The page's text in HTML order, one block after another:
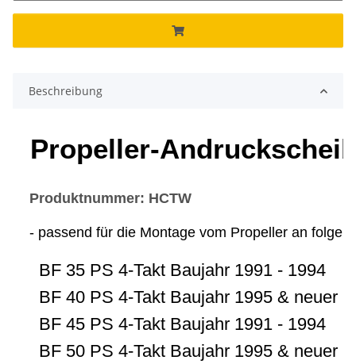
Beschreibung
Propeller-
Produktnummer: HCTW
- passend für die Montage vom Propeller an
BF 35 PS 4-Takt Baujahr 1991 - 1994
BF 40 PS 4-Takt Baujahr 1995 & neuer
BF 45 PS 4-Takt Baujahr 1991 - 1994
BF 50 PS 4-Takt Baujahr 1995 & neuer